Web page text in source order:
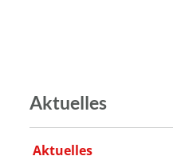
Aktuelles
Aktuelles